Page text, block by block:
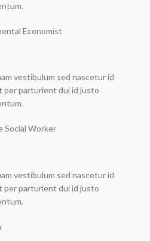
Economist
vestibulum sed nascetur id
per parturient dui id justo
Social Worker
vestibulum sed nascetur id
per parturient dui id justo